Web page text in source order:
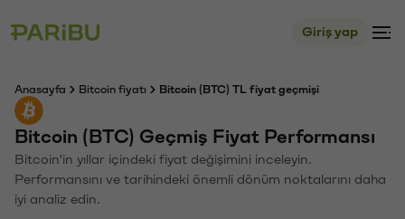
Giriş yap
Anasayfa Bitcoin fiyatı Bitcoin (BTC) TL fiyat geçmişi
Bitcoin (BTC) Geçmiş Fiyat Performansı
Bitcoin'in yıllar içindeki fiyat değişimini inceleyin.
Performansını ve tarihindeki önemli dönüm noktalarını daha
iyi analiz edin.